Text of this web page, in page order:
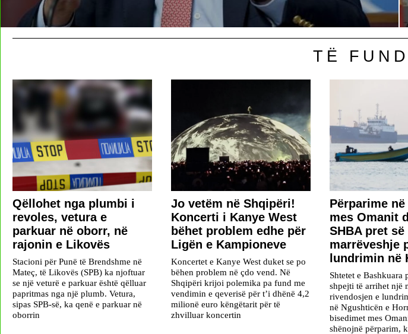
TË
Qëllohet nga plumbi i
revoles, vetura e
parkuar në oborr, në
rajonin e Likovës
Stacioni për Punë të Brendshme në
Mateç, të Likovës (SPB) ka njoftuar
se një veturë e parkuar është qëlluar
papritmas nga një plumb. Vetura,
sipas SPB-së, ka qenë e parkuar në
oborrin
Jo vetëm në Shqipëri!
Koncerti i Kanye West
bëhet problem edhe për
Ligën e Kampioneve
Koncertet e Kanye West duket se po
bëhen problem në çdo vend. Në
Shqipëri krijoi polemika pa fund me
vendimin e qeverisë për t’i dhënë 4,2
milionë euro këngëtarit për të
zhvilluar koncertin
Përparime
mes Omanit
SHBA pret
marrëveshje
lundrimin në
Shtetet e Bashkuara
shpejti të arrihet një
rivendosjen e
në Ngushticën e
bisedimet mes
shënojnë përparim,